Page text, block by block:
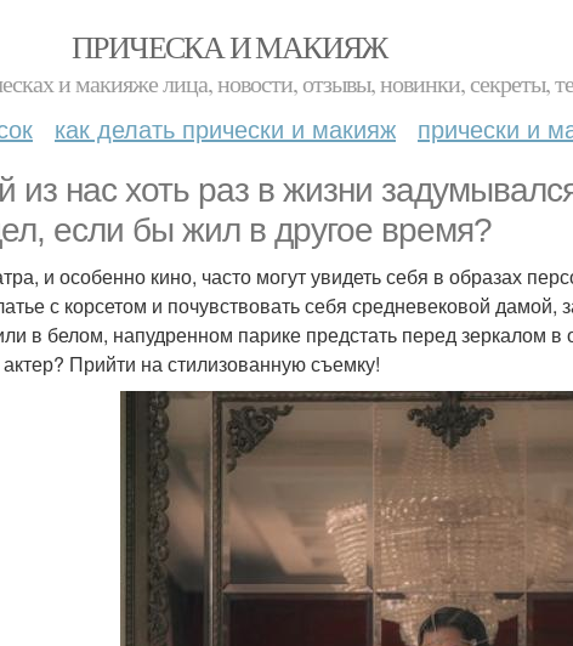
ПРИЧЕСКА И МАКИЯЖ
и макияже лица, новости, отзывы, новинки, секреты,
как делать прически и макияж прически и
из нас хоть раз в жизни
если бы жил в другое время?
и особенно кино, часто могут увидеть себя в образах
с корсетом и почувствовать себя средневековой дамой,
в белом, напудренном парике предстать перед зеркалом
Прийти на стилизованную съемку!